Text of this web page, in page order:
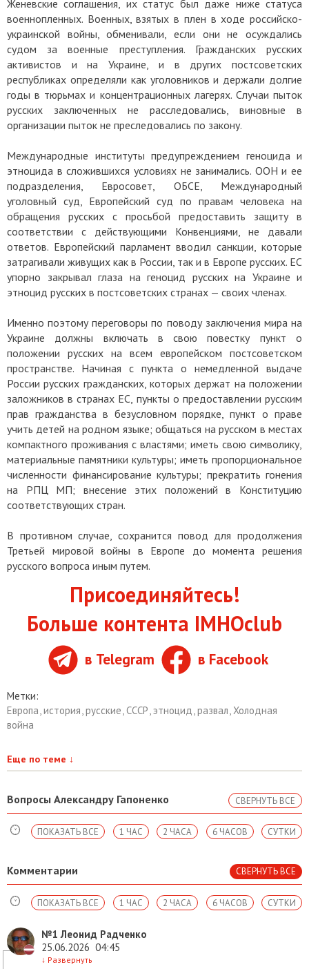
Женевские соглашения, их статус был даже ниже статуса
военнопленных. Военных, взятых в плен в ходе российско-
украинской войны, обменивали, если они не осуждались
судом за военные преступления. Гражданских русских
активистов и на Украине, и в других постсоветских
республиках определяли как уголовников и держали долгие
годы в тюрьмах и концентрационных лагерях. Случаи пыток
русских заключенных не расследовались, виновные в
организации пыток не преследовались по закону.
Международные институты предупреждением геноцида и
этноцида в сложившихся условиях не занимались. ООН и ее
подразделения, Евросовет, ОБСЕ, Международный
уголовный суд, Европейский суд по правам человека на
обращения русских с просьбой предоставить защиту в
соответствии с действующими Конвенциями, не давали
ответов. Европейский парламент вводил санкции, которые
затрагивали живущих как в России, так и в Европе русских. ЕС
упорно закрывал глаза на геноцид русских на Украине и
этноцид русских в постсоветских странах — своих членах.
Именно поэтому переговоры по поводу заключения мира на
Украине должны включать в свою повестку пункт о
положении русских на всем европейском постсоветском
пространстве. Начиная с пункта о немедленной выдаче
России русских гражданских, которых держат на положении
заложников в странах ЕС, пункты о предоставлении русским
прав гражданства в безусловном порядке, пункт о праве
учить детей на родном языке; общаться на русском в местах
компактного проживания с властями; иметь свою символику,
материальные памятники культуры; иметь пропорциональное
численности финансирование культуры; прекратить гонения
на РПЦ МП; внесение этих положений в Конституцию
соответствующих стран.
В противном случае, сохранится повод для продолжения
Третьей мировой войны в Европе до момента решения
русского вопроса иным путем.
Присоединяйтесь!
Больше контента IMHOclub
в Telegram в Facebook
Метки:
Европа история русские СССР этноцид развал Холодная
война
Еще по теме ↓
Вопросы Александру Гапоненко СВЕРНУТЬ ВСЕ
СУТКИ
6 ЧАСОВ
2 ЧАСА
1 ЧАС
ПОКАЗАТЬ ВСЕ
Комментарии СВЕРНУТЬ ВСЕ
СУТКИ
6 ЧАСОВ
2 ЧАСА
1 ЧАС
ПОКАЗАТЬ ВСЕ
№1 Леонид Радченко
25.06.2026 04:45
↓ Развернуть